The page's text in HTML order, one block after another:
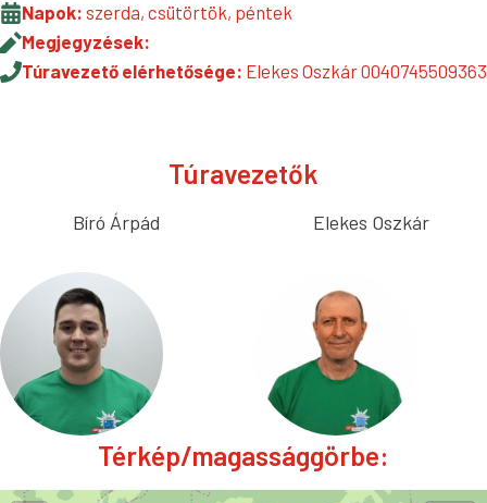
Napok: szerda, csütörtök, péntek
Megjegyzések:
Túravezető elérhetősége: Elekes Oszkár 0040745509363
Túravezetők
Bíró Árpád Elekes Oszkár
Térkép/magassággörbe: